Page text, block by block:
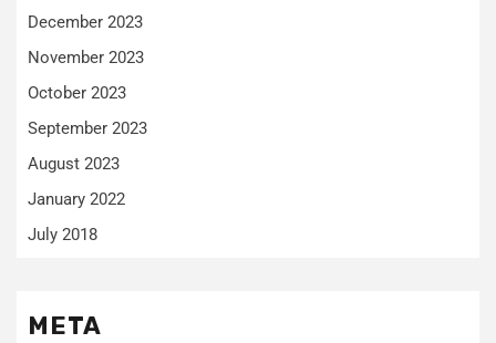
December 2023
November 2023
October 2023
September 2023
August 2023
January 2022
July 2018
META